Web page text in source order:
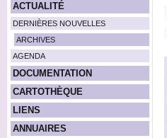
ACTUALITÉ
DERNIÈRES NOUVELLES
ARCHIVES
AGENDA
DOCUMENTATION
CARTOTHÈQUE
LIENS
ANNUAIRES